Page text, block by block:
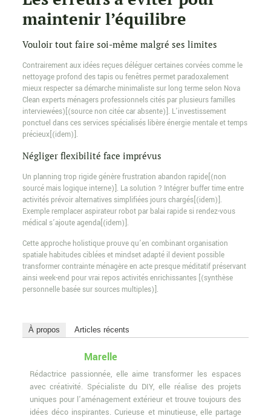
maintenir l’équilibre
Vouloir tout faire soi-même malgré ses limites
Contrairement aux idées reçues déléguer certaines corvées comme le
nettoyage profond des tapis ou fenêtres permet paradoxalement
mieux respecter sa démarche minimaliste sur long terme selon Nova
Clean experts ménagers professionnels cités par plusieurs familles
interviewées)[(source non citée car absente)]. L’investissement
ponctuel dans ces services spécialisés libère énergie mentale et temps
précieux[(idem)].
Négliger flexibilité face imprévus
Un planning trop rigide génère frustration abandon rapide[(non
sourcé mais logique interne)]. La solution ? Intégrer buffer time entre
activités prévoir alternatives simplifiées jours chargés[(idem)].
Exemple remplacer aspirateur robot par balai rapide si rendez-vous
médical s’ajoute agenda[(idem)].
Cette approche holistique prouve qu’en combinant organisation
spatiale habitudes ciblées et mindset adapté il devient possible
transformer contrainte ménagère en acte presque méditatif préservant
ainsi week-end pour vrai repos activités enrichissantes [(synthèse
personnelle basée sur sources multiples)].
À propos Articles récents
Marelle
Rédactrice passionnée, elle aime transformer les espaces
avec créativité. Spécialiste du DIY, elle réalise des projets
uniques pour l'aménagement extérieur et trouve toujours des
idées déco inspirantes. Curieuse et minutieuse, elle partage